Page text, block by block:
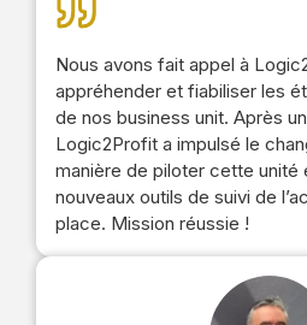
Nous avons fait appel à
appréhender et fiabiliser les
de nos business unit. Après
Logic2Profit a impulsé le
manière de piloter cette unité
nouveaux outils de suivi de
place. Mission réussie !